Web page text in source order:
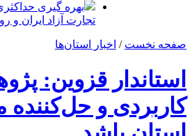
بهره گیری
تجارت آزاد ایران و
صفحه نخست / اخبار استان‌ها
استاندار قزوین:
کاربردی و حل‌کننده